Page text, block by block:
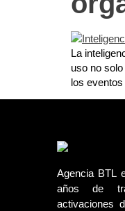
La
uso no
los
Agencia BTL
años de
activaciones